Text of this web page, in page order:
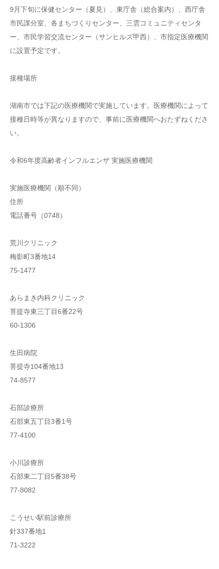
9月下旬に保健センター（夏見）、東庁舎（総合案内）、西庁舎
市民課分室、各まちづくりセンター、三雲コミュニティセンタ
ー、市民学習交流センター（サンヒルズ甲西）、市指定医療機関
に設置予定です。
接種場所
湖南市では下記の医療機関で実施しています。医療機関によって
接種日時等が異なりますので、事前に医療機関へおたずねくださ
い。
令和6年度高齢者インフルエンザ 実施医療機関
実施医療機関（順不同）
住所
電話番号（0748）
荒川クリニック
梅影町3番地14
75-1477
あらまき内科クリニック
菩提寺東三丁目6番22号
60-1306
生田病院
菩提寺104番地13
74-8577
石部診療所
石部東五丁目3番1号
77-4100
小川診療所
石部東二丁目5番38号
77-8082
こうせい駅前診療所
針337番地1
71-3222